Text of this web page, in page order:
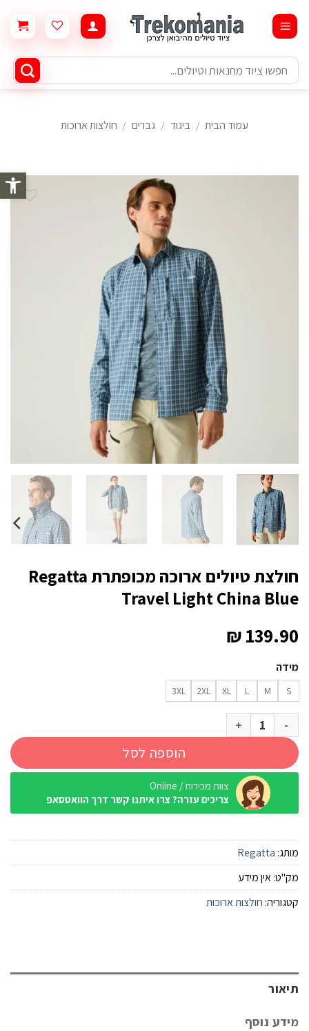
פתח
content
חיפוש
עבור:
עמוד הבית / ביגוד / גברים / חולצות ארוכות
חולצת טיולים ארוכה מכופתרת Regatta
Travel Light China Blue
₪139.90
מידה
S
M
L
XL
2XL
3XL
כמות של חולצת טיולים ארוכה מכופתרת Regatta Travel Light China Blue
הוספה לסל
צוות מכירות / Online
צריכים עזרה? צרו איתנו קשר דרך הוואטסאפ
מותג: Regatta
מק"ט:אין מידע
קטגוריה: חולצות ארוכות
תיאור
מידע נוסף